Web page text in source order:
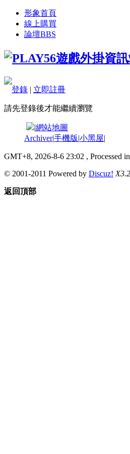
形象首頁
線上購買
論壇BBS
登錄 | 立即註冊
請先登錄後才能繼續瀏覽
|網站地圖
Archiver|手機版|小黑屋|
GMT+8, 2026-8-6 23:02 , Processed
© 2001-2011 Powered by Discuz! X3.2
返回頂部